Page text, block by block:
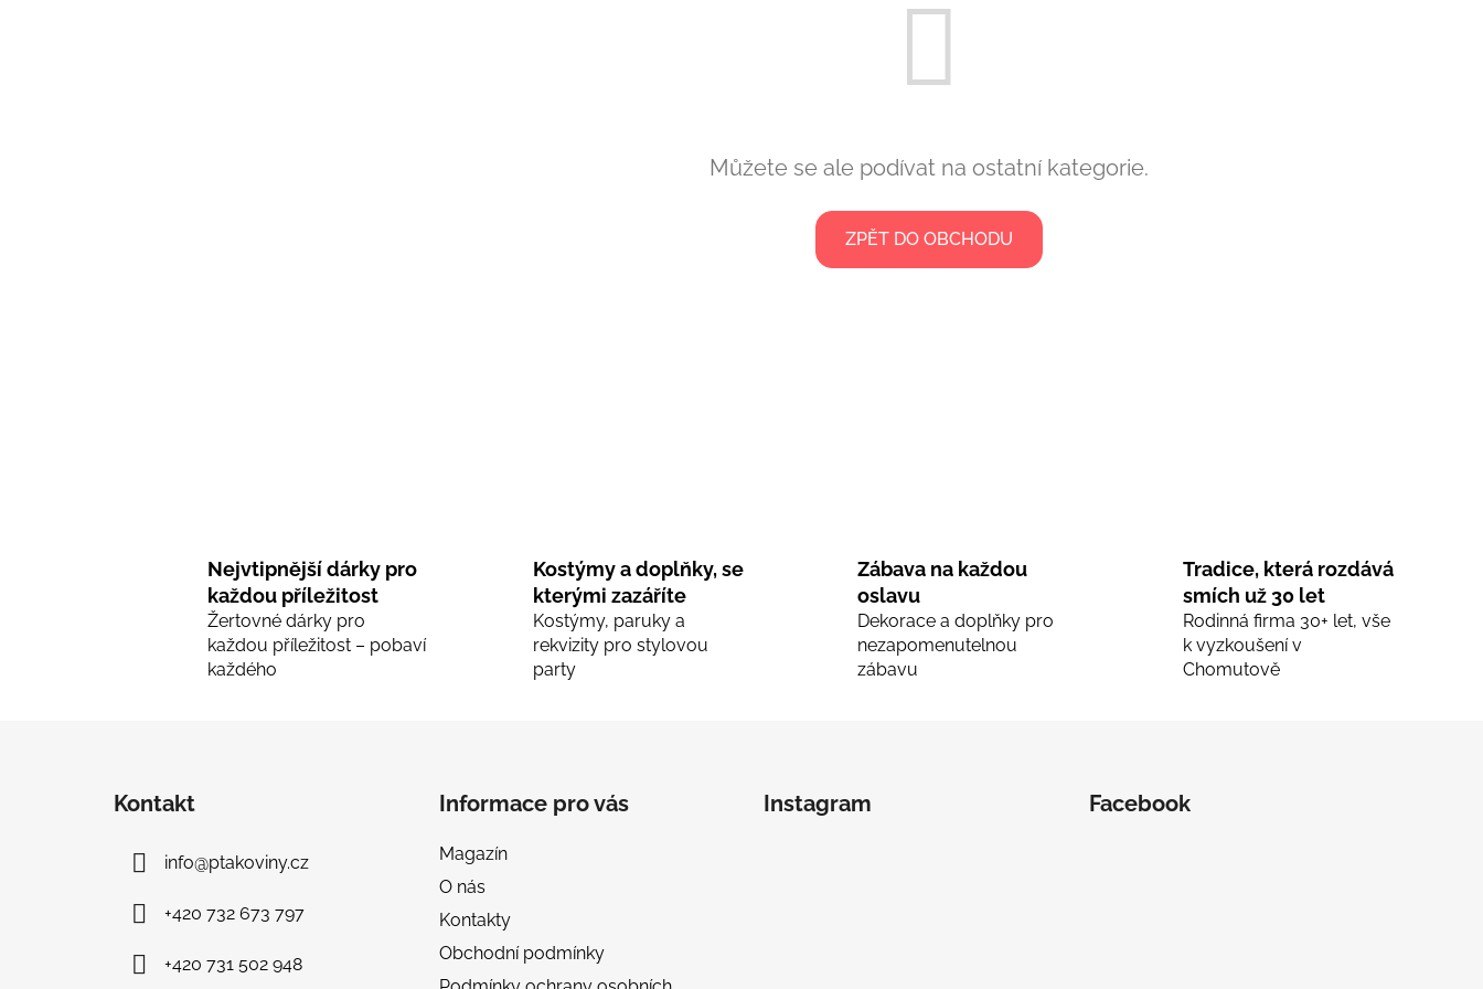
Můžete se ale podívat na ostatní kategorie.
ZPĚT DO OBCHODU
Nejvtipnější dárky pro
každou příležitost
Žertovné dárky pro
každou příležitost – pobaví
každého
Kostýmy a doplňky, se
kterými zazáříte
Kostýmy, paruky a
rekvizity pro stylovou
party
Zábava na každou
oslavu
Dekorace a doplňky pro
nezapomenutelnou
zábavu
Tradice, která rozdává
smích už 30 let
Rodinná firma 30+ let, vše
k vyzkoušení v
Chomutově
Kontakt
info@ptakoviny.cz
+420 732 673 797
+420 731 502 948
Informace pro vás
Magazín
O nás
Kontakty
Obchodní podmínky
Instagram Facebook